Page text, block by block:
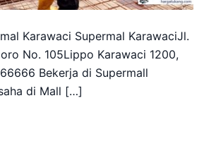
Karawaci Supermal KarawaciJl.
No. 105Lippo Karawaci 1200,
Bekerja di Supermall
di Mall […]